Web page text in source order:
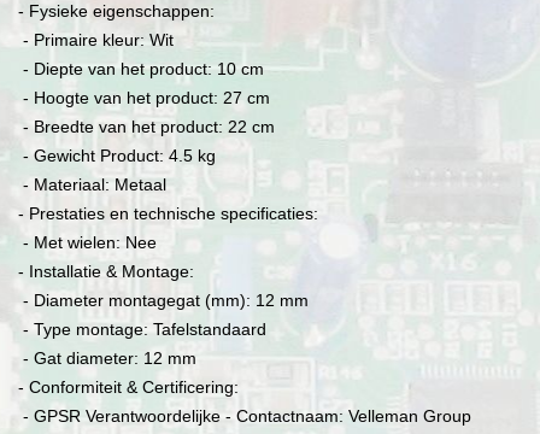
- Fysieke eigenschappen:
- Primaire kleur: Wit
- Diepte van het product: 10 cm
- Hoogte van het product: 27 cm
- Breedte van het product: 22 cm
- Gewicht Product: 4.5 kg
- Materiaal: Metaal
- Prestaties en technische specificaties:
- Met wielen: Nee
- Installatie & Montage:
- Diameter montagegat (mm): 12 mm
- Type montage: Tafelstandaard
- Gat diameter: 12 mm
- Conformiteit & Certificering:
- GPSR Verantwoordelijke - Contactnaam: Velleman Group